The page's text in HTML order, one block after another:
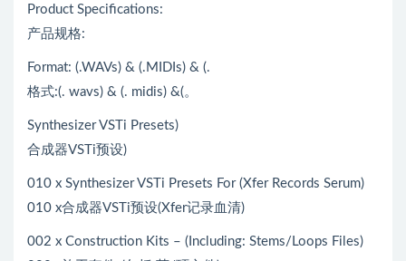
Product Specifications:
产品规格:
Format: (.WAVs) & (.MIDIs) & (.
格式:(. wavs) & (. midis) &(。
Synthesizer VSTi Presets)
合成器VSTi预设)
010 x Synthesizer VSTi Presets For (Xfer Records Serum)
010 x合成器VSTi预设(Xfer记录血清)
002 x Construction Kits – (Including: Stems/Loops Files)